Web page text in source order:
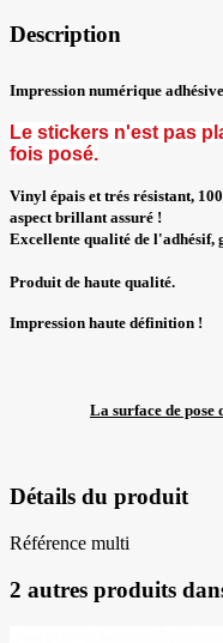
Description
Impression numérique
Le stickers n'est pas
fois posé.
Vinyl épais et trés résistant,
aspect brillant assuré !
Excellente qualité de l'adhésif,
Produit de haute qualité.
Impression haute définition !
La surface de pose
Détails du produit
Référence multi
2 autres produits